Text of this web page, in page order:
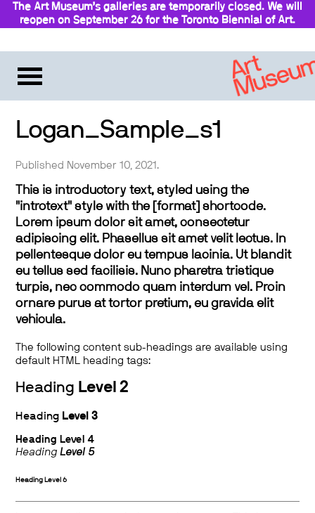
The Art Museum’s galleries are temporarily closed. We will
reopen on September 26 for the Toronto Biennial of Art.
Logan_Sample_s1
Published November 10, 2021.
This is introductory text, styled using the
"introtext" style with the [format] shortcode.
Lorem ipsum dolor sit amet, consectetur
adipiscing elit. Phasellus sit amet velit lectus. In
pellentesque dolor eu tempus lacinia. Ut blandit
eu tellus sed facilisis. Nunc pharetra tristique
turpis, nec commodo quam interdum vel. Proin
ornare purus at tortor pretium, eu gravida elit
vehicula.
The following content sub-headings are available using
default HTML heading tags:
Heading Level 2
Heading Level 3
Heading Level 4
HeadingLevel 5
Heading Level 6